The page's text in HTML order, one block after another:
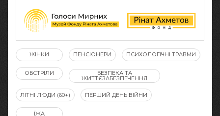
ЖІНКИ ПЕНСІОНЕРИ ПСИХОЛОГІЧНІ ТРАВМИ
ОБСТРІЛИ БЕЗПЕКА ТА
ЖИТТЄЗАБЕЗПЕЧЕННЯ
ЛІТНІ ЛЮДИ (60+) ПЕРШИЙ ДЕНЬ ВІЙНИ
ЇЖА